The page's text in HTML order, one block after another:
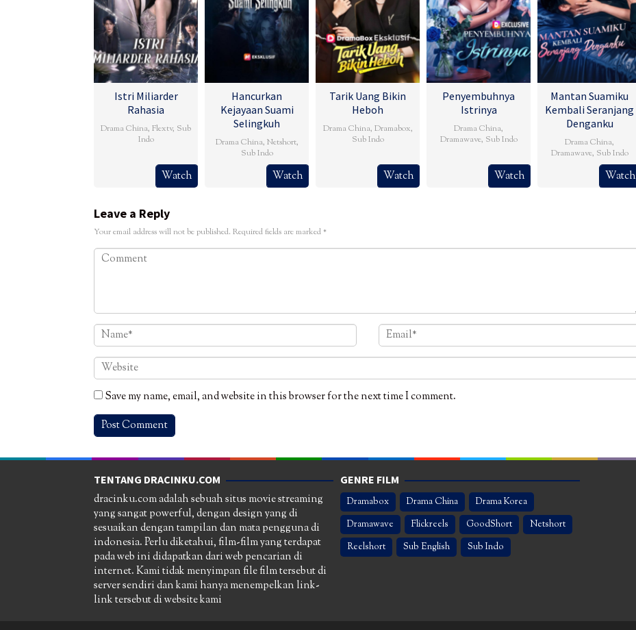
Istri Miliarder
Rahasia
Drama China, Flextv, Sub
Indo
Watch
Hancurkan
Kejayaan Suami
Selingkuh
Drama China, Netshort,
Sub Indo
Watch
Tarik Uang Bikin
Heboh
Drama China, Dramabox,
Sub Indo
Watch
Penyembuhnya
Istrinya
Drama China,
Dramawave, Sub Indo
Watch
Mantan Suamiku
Kembali Seranjang
Denganku
Drama China,
Dramawave, Sub Indo
Watch
Leave a Reply
Your email address will not be published. Required fields are marked*
Save my name, email, and website in this browser for the next time I comment.
TENTANG DRACINKU.COM
dracinku.com adalah sebuah situs movie streaming
yang sangat powerful, dengan design yang di
sesuaikan dengan tampilan dan mata pengguna di
indonesia. Perlu diketahui, film-film yang terdapat
pada web ini didapatkan dari web pencarian di
internet. Kami tidak menyimpan file film tersebut di
server sendiri dan kami hanya menempelkan link-
link tersebut di website kami
GENRE FILM
Dramabox Drama China
Drama Korea
Dramawave
Flickreels GoodShort
Netshort
Reelshort
Sub English Sub Indo